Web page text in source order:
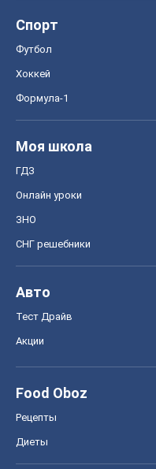
Спорт
Футбол
Хоккей
Формула-1
Моя школа
ГДЗ
Онлайн уроки
ЗНО
СНГ решебники
Авто
Тест Драйв
Акции
Food Oboz
Рецепты
Диеты